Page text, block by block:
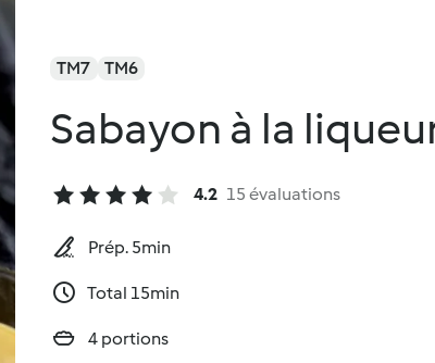
TM7 TM6
Sabayon à la
4.2 15 évaluations
Prép. 5min
Total 15min
4 portions